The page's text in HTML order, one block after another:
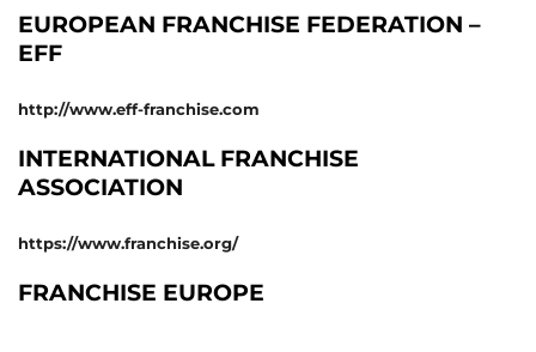
EUROPEAN FRANCHISE FEDERATION –
EFF
http://www.eff-franchise.com
INTERNATIONAL FRANCHISE
ASSOCIATION
https://www.franchise.org/
FRANCHISE EUROPE